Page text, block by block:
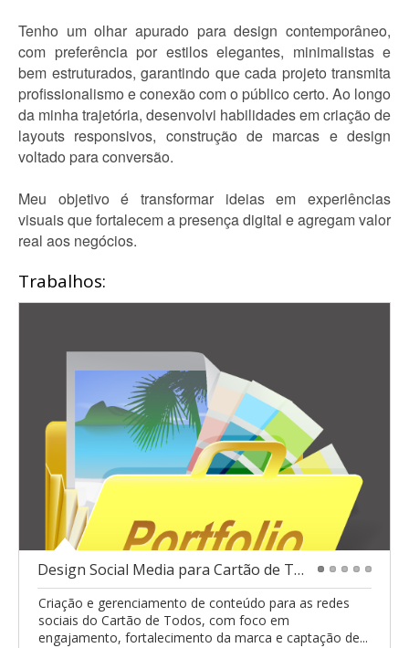
Tenho um olhar apurado para design contemporâneo,
com preferência por estilos elegantes, minimalistas e
bem estruturados, garantindo que cada projeto transmita
profissionalismo e conexão com o público certo. Ao longo
da minha trajetória, desenvolvi habilidades em criação de
layouts responsivos, construção de marcas e design
voltado para conversão.
Meu objetivo é transformar ideias em experiências
visuais que fortalecem a presença digital e agregam valor
real aos negócios.
Trabalhos:
Design Social Media para Cartão de Todos
Criação e gerenciamento de conteúdo para as redes
sociais do Cartão de Todos, com foco em
engajamento, fortalecimento da marca e captação de...